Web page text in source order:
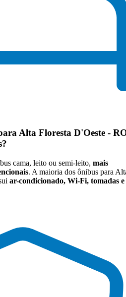
Alta Floresta D'Oeste -
?
cama, leito ou semi-leito, mais
. A maioria dos ônibus para
ar-condicionado, Wi-Fi, tomadas e